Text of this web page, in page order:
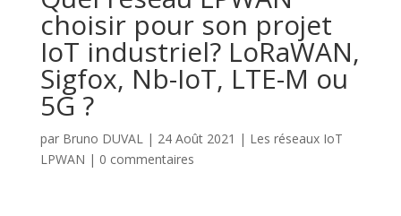
choisir pour son projet
IoT industriel? LoRaWAN,
Sigfox, Nb-IoT, LTE-M ou
5G ?
par Bruno DUVAL| 24 Août 2021 | Les réseaux IoT
LPWAN | 0 commentaires